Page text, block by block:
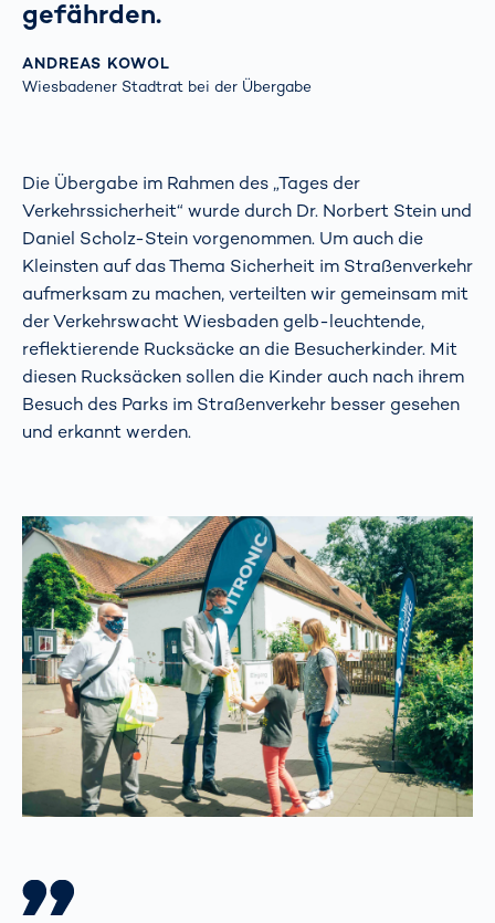
gefährden.
ANDREAS KOWOL
Wiesbadener Stadtrat bei der Übergabe
Die Übergabe im Rahmen des „Tages der
Verkehrssicherheit“ wurde durch Dr. Norbert Stein und
Daniel Scholz-Stein vorgenommen. Um auch die
Kleinsten auf das Thema Sicherheit im Straßenverkehr
aufmerksam zu machen, verteilten wir gemeinsam mit
der Verkehrswacht Wiesbaden gelb-leuchtende,
reflektierende Rucksäcke an die Besucherkinder. Mit
diesen Rucksäcken sollen die Kinder auch nach ihrem
Besuch des Parks im Straßenverkehr besser gesehen
und erkannt werden.